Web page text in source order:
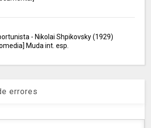
- Nikolai Shpikovsky (1929)
Muda int. esp.
errores